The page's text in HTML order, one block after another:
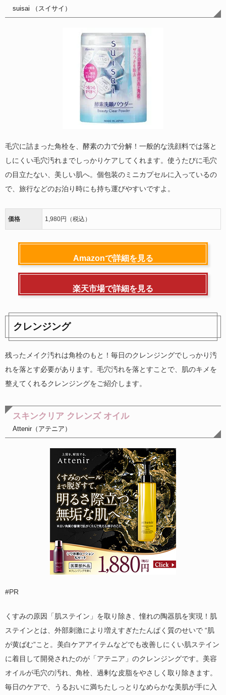
suisai （スイサイ）
毛穴に詰まった角栓を、酵素の力で分解！一般的な洗顔料では落と
しにくい毛穴汚れまでしっかりケアしてくれます。使うたびに毛穴
の目立たない、美しい肌へ。個包装のミニカプセルに入っているの
で、旅行などのお泊り時にも持ち運びやすいですよ。
価格 1,980円（税込）
Amazonで詳細を見る
楽天市場で詳細を見る
クレンジング
残ったメイク汚れは角栓のもと！毎日のクレンジングでしっかり汚
れを落とす必要があります。毛穴汚れを落とすことで、肌のキメを
整えてくれるクレンジングをご紹介します。
スキンクリア クレンズ オイル
Attenir（アテニア）
#PR
くすみの原因「肌ステイン」を取り除き、憧れの陶器肌を実現！肌
ステインとは、外部刺激により増えすぎたたんぱく質のせいで “肌
が黄ばむ”こと。美白ケアアイテムなどでも改善しにくい肌ステイン
に着目して開発されたのが「アテニア」のクレンジングです。美容
オイルが毛穴の汚れ、角栓、過剰な皮脂をやさしく取り除きます。
毎日のケアで、うるおいに満ちたしっとりなめらかな美肌が手に入